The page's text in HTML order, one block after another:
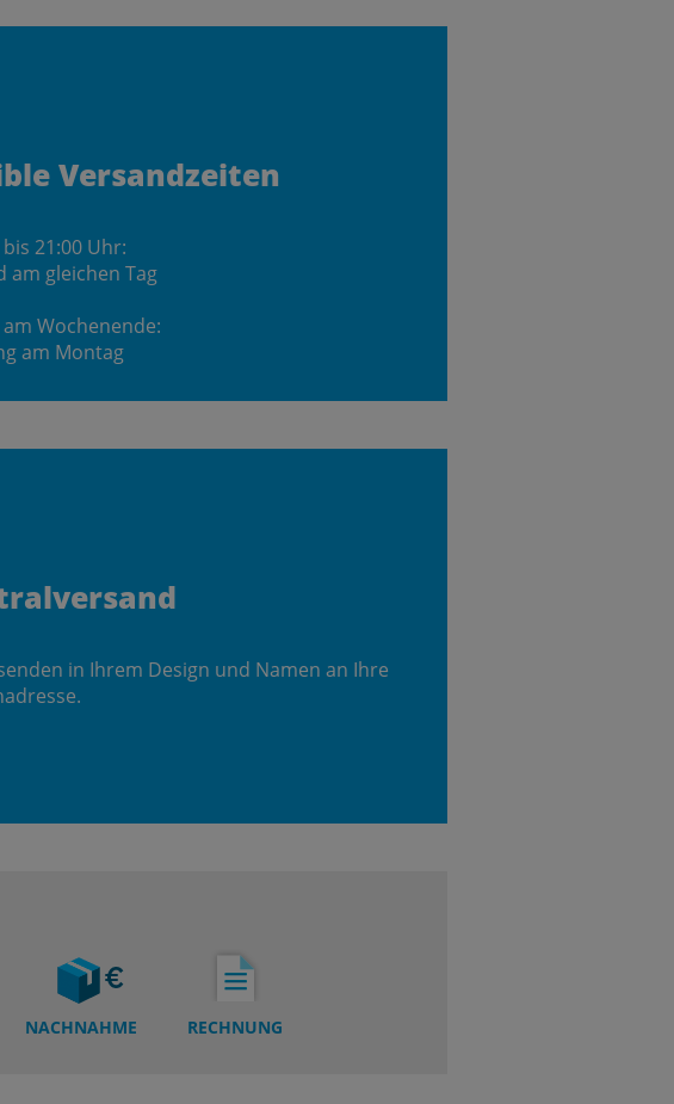
Versandzeiten
21:00 Uhr:
am gleichen Tag
Wochenende:
am Montag
in Ihrem Design und Namen an Ihre
NACHNAHME RECHNUNG